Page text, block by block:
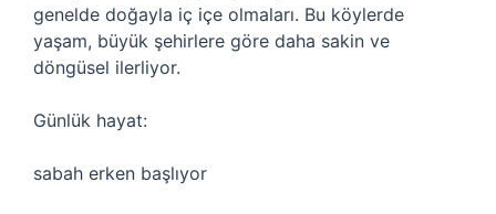
genelde doğayla iç içe olmaları. Bu köylerde
yaşam, büyük şehirlere göre daha sakin ve
döngüsel ilerliyor.
Günlük hayat:
sabah erken başlıyor